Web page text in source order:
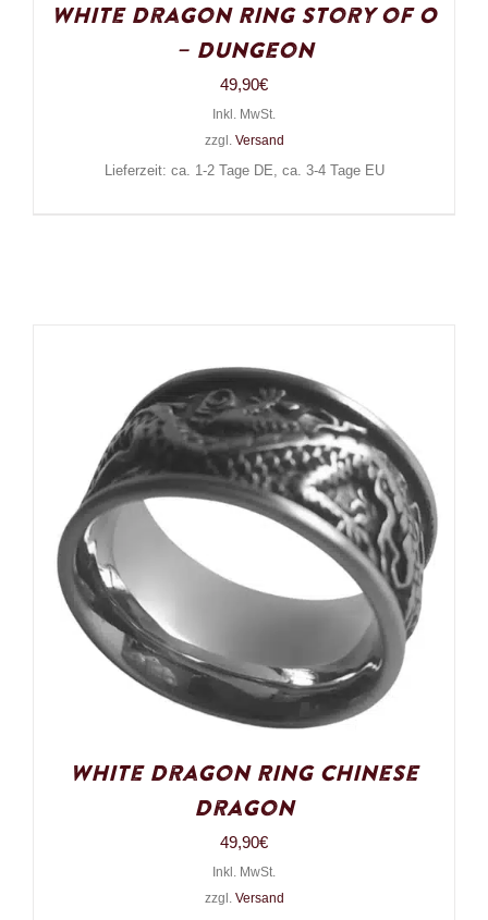
White Dragon Ring Story of O
– Dungeon
49,90€
Inkl. MwSt.
zzgl. Versand
Lieferzeit: ca. 1-2 Tage DE, ca. 3-4 Tage EU
White Dragon Ring Chinese
Dragon
49,90€
Inkl. MwSt.
zzgl. Versand